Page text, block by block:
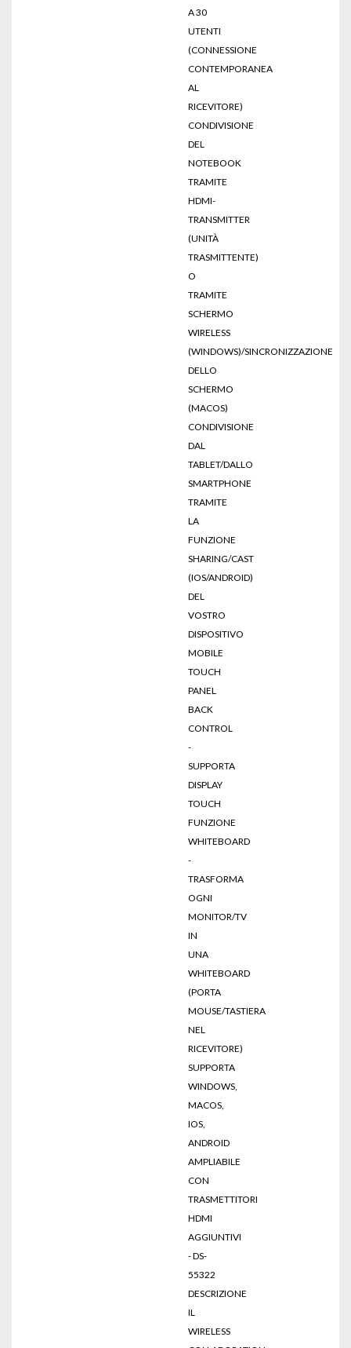
A 30
UTENTI
(CONNESSIONE
CONTEMPORANEA
AL
RICEVITORE)
CONDIVISIONE
DEL
NOTEBOOK
TRAMITE
HDMI-
TRANSMITTER
(UNITÀ
TRASMITTENTE)
O
TRAMITE
SCHERMO
WIRELESS
(WINDOWS)/SINCRONIZZAZIONE
DELLO
SCHERMO
(MACOS)
CONDIVISIONE
DAL
TABLET/DALLO
SMARTPHONE
TRAMITE
LA
FUNZIONE
SHARING/CAST
(IOS/ANDROID)
DEL
VOSTRO
DISPOSITIVO
MOBILE
TOUCH
PANEL
BACK
CONTROL
-
SUPPORTA
DISPLAY
TOUCH
FUNZIONE
WHITEBOARD
-
TRASFORMA
OGNI
MONITOR/TV
IN
UNA
WHITEBOARD
(PORTA
MOUSE/TASTIERA
NEL
RICEVITORE)
SUPPORTA
WINDOWS,
MACOS,
IOS,
ANDROID
AMPLIABILE
CON
TRASMETTITORI
HDMI
AGGIUNTIVI
- DS-
55322
DESCRIZIONE
IL
WIRELESS